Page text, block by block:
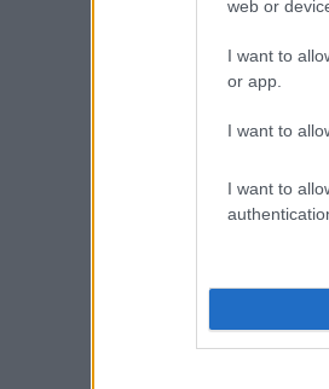
web or
I want to
or app.
I want to
I want to